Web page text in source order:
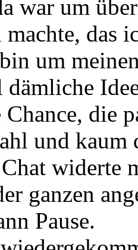
war um
das
um
die
und kaum
widerte
ganzen
Pause.